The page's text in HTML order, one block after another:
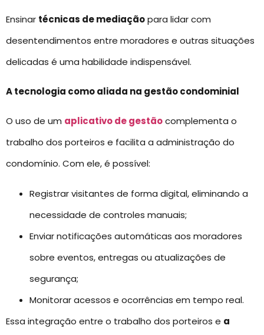
Ensinar técnicas de mediaçãopara lidar com
desentendimentos entre moradores e outras situações
delicadas é uma habilidade indispensável.
A tecnologia como aliada na gestão condominial
O uso de um aplicativo de gestãocomplementa o
trabalho dos porteiros e facilita a administração do
condomínio. Com ele, é possível:
Registrar visitantes de forma digital, eliminando a
necessidade de controles manuais;
Enviar notificações automáticas aos moradores
sobre eventos, entregas ou atualizações de
segurança;
Monitorar acessos e ocorrências em tempo real.
Essa integração entre o trabalho dos porteiros e a